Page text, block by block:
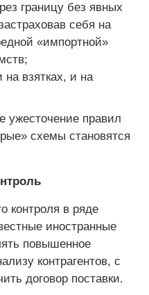
границу без явных
себя на
«импортной»
на взятках, и на
ужесточение правил
схемы становятся
контроля в ряде
иностранные
повышенное
контрагентов, с
договор поставки.